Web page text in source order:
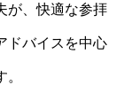
が、快適な参拝
ドバイスを中心